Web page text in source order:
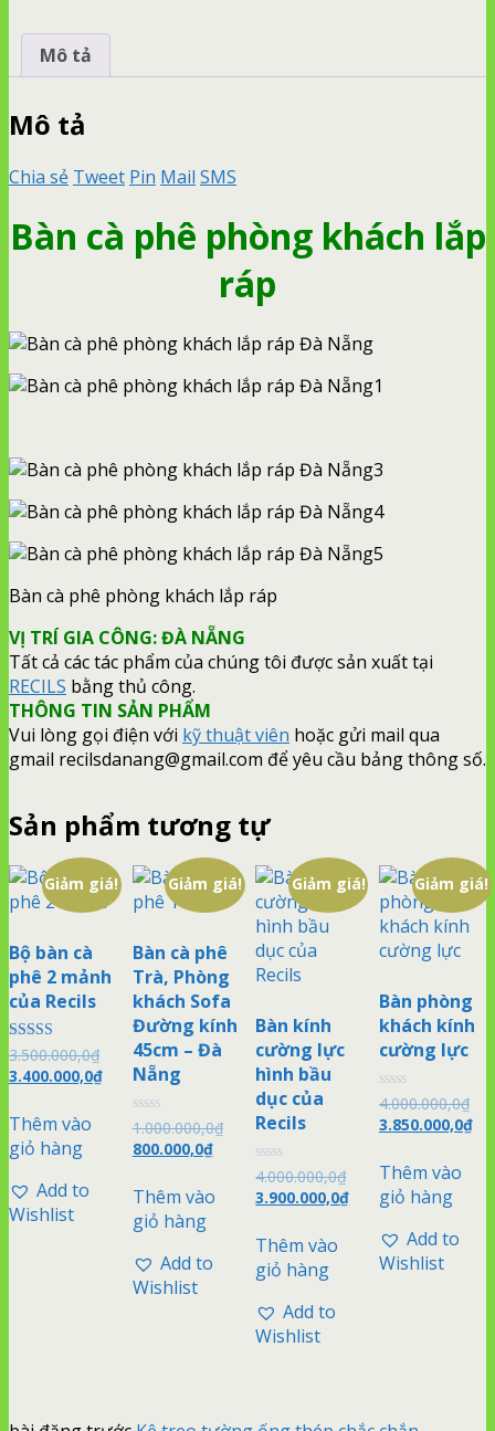
Mô tả
Mô tả
Chia sẻ Tweet Pin Mail SMS
Bàn cà phê phòng khách lắp
ráp
Bàn cà phê phòng khách lắp ráp
VỊ TRÍ GIA CÔNG: ĐÀ NẴNG
Tất cả các tác phẩm của chúng tôi được sản xuất tại
RECILS bằng thủ công.
THÔNG TIN SẢN PHẨM
Vui lòng gọi điện với kỹ thuật viên hoặc gửi mail qua
gmail recilsdanang@gmail.com để yêu cầu bảng thông số.
Sản phẩm tương tự
Giảm giá!
Bộ bàn cà
phê 2 mảnh
của Recils
Được xếp
hạng
4.50
3.500.000,0₫
3.400.000,0₫
Thêm vào
giỏ hàng
Add to
Wishlist
Giảm giá!
Bàn cà phê
Trà, Phòng
khách Sofa
Đường kính
45cm – Đà
Nẵng
Được
xếp
hạng
sao
1.000.000,0₫
800.000,0₫
Thêm vào
giỏ hàng
Add to
Wishlist
Giảm giá!
Bàn kính
cường lực
hình bầu
dục của
Recils
Được
xếp
hạng
sao
4.000.000,0₫
3.900.000,0₫
Thêm vào
giỏ hàng
Add to
Wishlist
Giảm giá!
Bàn phòng
khách kính
cường lực
Được
xếp
hạng
sao
4.000.000,0₫
3.850.000,0₫
Thêm vào
giỏ hàng
Add to
Wishlist